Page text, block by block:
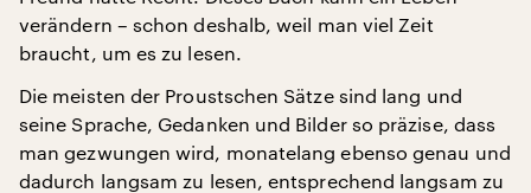
verändern – schon deshalb, weil man viel Zeit
braucht, um es zu lesen.
Die meisten der Proustschen Sätze sind lang und
seine Sprache, Gedanken und Bilder so präzise, dass
man gezwungen wird, monatelang ebenso genau und
dadurch langsam zu lesen, entsprechend langsam zu